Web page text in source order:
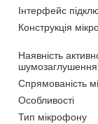
Інтерфейс
Конструкція
Наявність
шумозаглушення
Спрямованість
Особливості
Тип мікрофону